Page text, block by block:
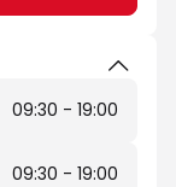
09:30 - 19:00
09:30 - 19:00